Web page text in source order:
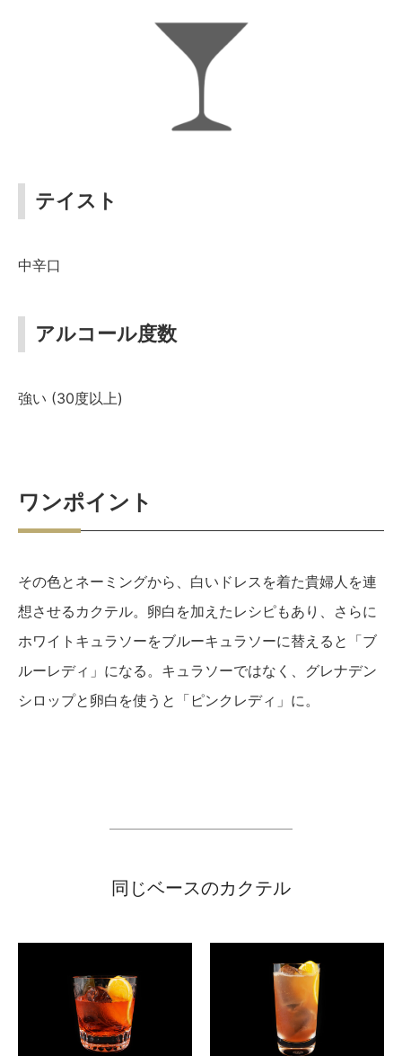
テイスト
中辛口
アルコール度数
強い (30度以上)
ワンポイント
その色とネーミングから、白いドレスを着た貴婦人を連
想させるカクテル。卵白を加えたレシピもあり、さらに
ホワイトキュラソーをブルーキュラソーに替えると「ブ
ルーレディ」になる。キュラソーではなく、グレナデン
シロップと卵白を使うと「ピンクレディ」に。
同じベースのカクテル